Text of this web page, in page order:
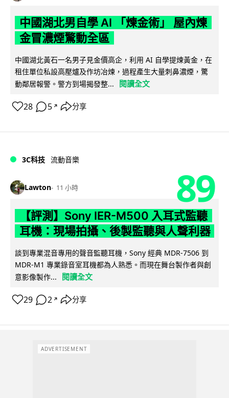
中國湖北男自學 AI 「煉金術」 屋內煉
金冒濃煙驚動全區
中國湖北黃石一名男子見金價高企，利用 AI 自學提煉黃金，在
租住單位私設高壓爐及作坊冶煉，過程產生大量刺鼻濃煙，驚
動鄰居報警。警方到場揭發整...
閱讀全文
28 5 ↗ 分享
3C科技 流動音樂
Lawton 11 小時 89
【評測】Sony IER-M500 入耳式監聽
耳機：現場拍攝、後製監聽與人聲利器
談到專業混音專用的聲音監聽耳機，Sony 經典 MDR-7506 到
MDR-M1 專業錄音室耳機都為人熟悉。而現在舞台製作者與創
意影像製作...
閱讀全文
29 2 ↗ 分享
ADVERTISEMENT